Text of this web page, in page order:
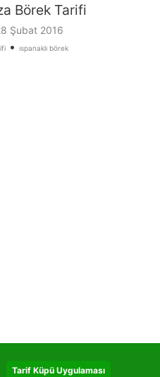
Börek Tarifi
Şubat 2016
• ıspanaklı börek
Tarif Küpü Uygulaması